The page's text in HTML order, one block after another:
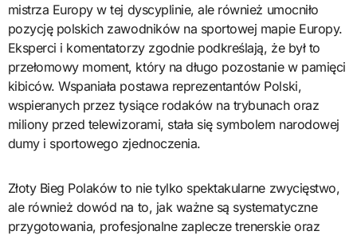
mistrza Europy w tej dyscyplinie, ale również umocniło
pozycję polskich zawodników na sportowej mapie Europy.
Eksperci i komentatorzy zgodnie podkreślają, że był to
przełomowy moment, który na długo pozostanie w pamięci
kibiców. Wspaniała postawa reprezentantów Polski,
wspieranych przez tysiące rodaków na trybunach oraz
miliony przed telewizorami, stała się symbolem narodowej
dumy i sportowego zjednoczenia.
Złoty Bieg Polaków to nie tylko spektakularne zwycięstwo,
ale również dowód na to, jak ważne są systematyczne
przygotowania, profesjonalne zaplecze trenerskie oraz